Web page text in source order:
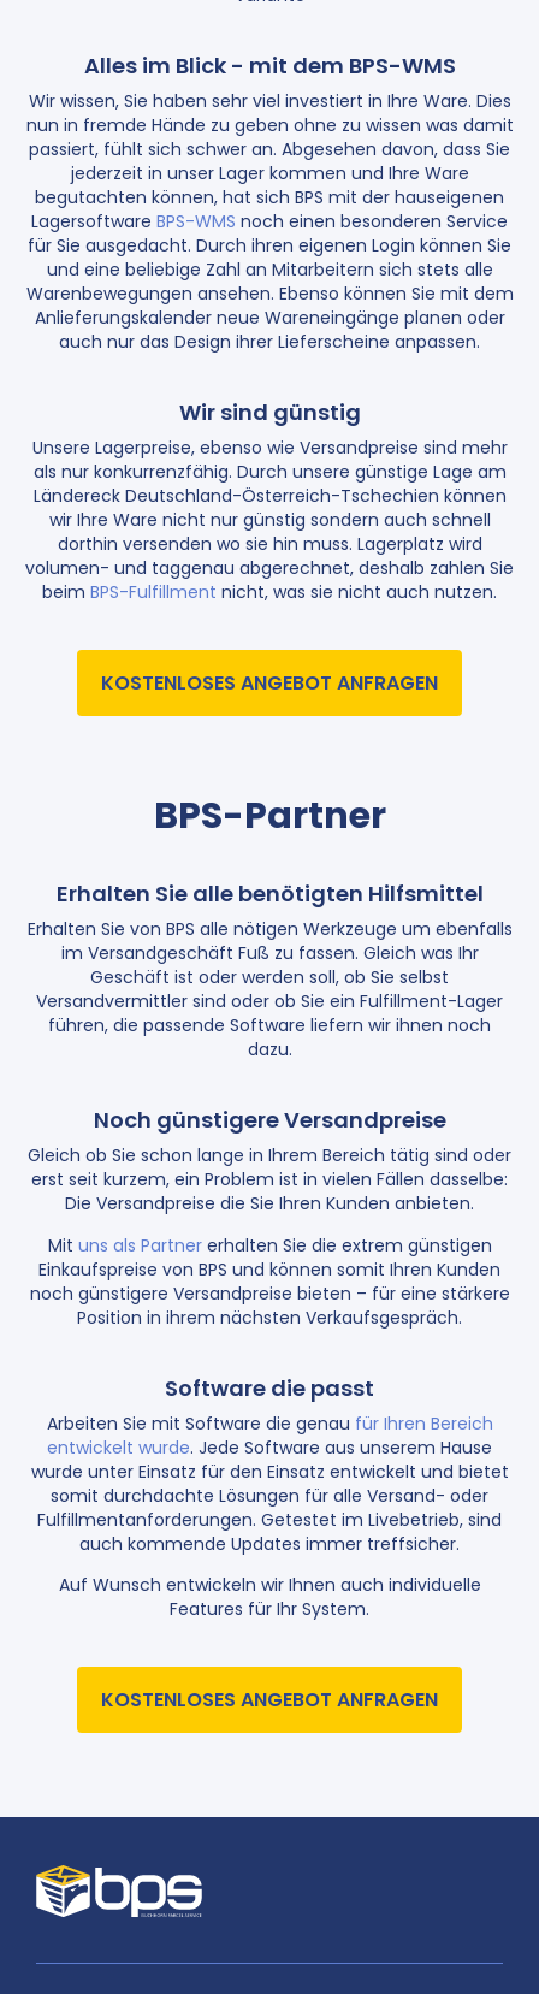
Alles im Blick - mit dem BPS-WMS
Wir wissen, Sie haben sehr viel investiert in Ihre Ware. Dies
nun in fremde Hände zu geben ohne zu wissen was damit
passiert, fühlt sich schwer an. Abgesehen davon, dass Sie
jederzeit in unser Lager kommen und Ihre Ware
begutachten können, hat sich BPS mit der hauseigenen
Lagersoftware BPS-WMS noch einen besonderen Service
für Sie ausgedacht. Durch ihren eigenen Login können Sie
und eine beliebige Zahl an Mitarbeitern sich stets alle
Warenbewegungen ansehen. Ebenso können Sie mit dem
Anlieferungskalender neue Wareneingänge planen oder
auch nur das Design ihrer Lieferscheine anpassen.
Wir sind günstig
Unsere Lagerpreise, ebenso wie Versandpreise sind mehr
als nur konkurrenzfähig. Durch unsere günstige Lage am
Ländereck Deutschland-Österreich-Tschechien können
wir Ihre Ware nicht nur günstig sondern auch schnell
dorthin versenden wo sie hin muss. Lagerplatz wird
volumen- und taggenau abgerechnet, deshalb zahlen Sie
beim BPS-Fulfillment nicht, was sie nicht auch nutzen.
KOSTENLOSES ANGEBOT ANFRAGEN
BPS-Partner
Erhalten Sie alle benötigten Hilfsmittel
Erhalten Sie von BPS alle nötigen Werkzeuge um ebenfalls
im Versandgeschäft Fuß zu fassen. Gleich was Ihr
Geschäft ist oder werden soll, ob Sie selbst
Versandvermittler sind oder ob Sie ein Fulfillment-Lager
führen, die passende Software liefern wir ihnen noch
dazu.
Noch günstigere Versandpreise
Gleich ob Sie schon lange in Ihrem Bereich tätig sind oder
erst seit kurzem, ein Problem ist in vielen Fällen dasselbe:
Die Versandpreise die Sie Ihren Kunden anbieten.
Mit uns als Partnererhalten Sie die extrem günstigen
Einkaufspreise von BPS und können somit Ihren Kunden
noch günstigere Versandpreise bieten – für eine stärkere
Position in ihrem nächsten Verkaufsgespräch.
Software die passt
Arbeiten Sie mit Software die genau für Ihren Bereich
entwickelt wurde. Jede Software aus unserem Hause
wurde unter Einsatz für den Einsatz entwickelt und bietet
somit durchdachte Lösungen für alle Versand- oder
Fulfillmentanforderungen. Getestet im Livebetrieb, sind
auch kommende Updates immer treffsicher.
Auf Wunsch entwickeln wir Ihnen auch individuelle
Features für Ihr System.
KOSTENLOSES ANGEBOT ANFRAGEN